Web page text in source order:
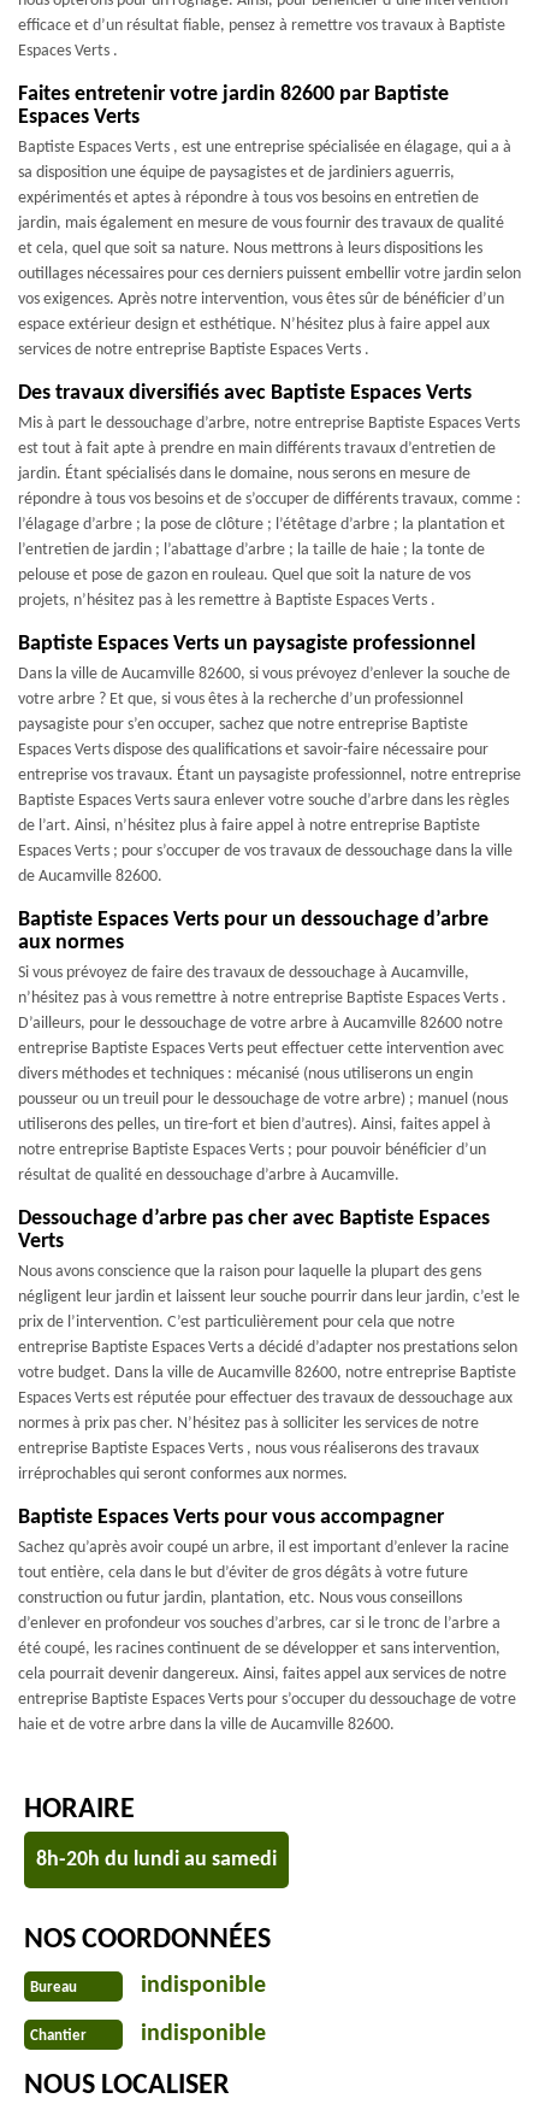
efficace et d’un résultat fiable, pensez à remettre vos travaux à Baptiste
Espaces Verts .
Faites entretenir votre jardin 82600 par Baptiste
Espaces Verts
Baptiste Espaces Verts , est une entreprise spécialisée en élagage, qui a à
sa disposition une équipe de paysagistes et de jardiniers aguerris,
expérimentés et aptes à répondre à tous vos besoins en entretien de
jardin, mais également en mesure de vous fournir des travaux de qualité
et cela, quel que soit sa nature. Nous mettrons à leurs dispositions les
outillages nécessaires pour ces derniers puissent embellir votre jardin selon
vos exigences. Après notre intervention, vous êtes sûr de bénéficier d’un
espace extérieur design et esthétique. N’hésitez plus à faire appel aux
services de notre entreprise Baptiste Espaces Verts .
Des travaux diversifiés avec Baptiste Espaces Verts
Mis à part le dessouchage d’arbre, notre entreprise Baptiste Espaces Verts
est tout à fait apte à prendre en main différents travaux d’entretien de
jardin. Étant spécialisés dans le domaine, nous serons en mesure de
répondre à tous vos besoins et de s’occuper de différents travaux, comme :
l’élagage d’arbre ; la pose de clôture ; l’étêtage d’arbre ; la plantation et
l’entretien de jardin ; l’abattage d’arbre ; la taille de haie ; la tonte de
pelouse et pose de gazon en rouleau. Quel que soit la nature de vos
projets, n’hésitez pas à les remettre à Baptiste Espaces Verts .
Baptiste Espaces Verts un paysagiste professionnel
Dans la ville de Aucamville 82600, si vous prévoyez d’enlever la souche de
votre arbre ? Et que, si vous êtes à la recherche d’un professionnel
paysagiste pour s’en occuper, sachez que notre entreprise Baptiste
Espaces Verts dispose des qualifications et savoir-faire nécessaire pour
entreprise vos travaux. Étant un paysagiste professionnel, notre entreprise
Baptiste Espaces Verts saura enlever votre souche d’arbre dans les règles
de l’art. Ainsi, n’hésitez plus à faire appel à notre entreprise Baptiste
Espaces Verts ; pour s’occuper de vos travaux de dessouchage dans la ville
de Aucamville 82600.
Baptiste Espaces Verts pour un dessouchage d’arbre
aux normes
Si vous prévoyez de faire des travaux de dessouchage à Aucamville,
n’hésitez pas à vous remettre à notre entreprise Baptiste Espaces Verts .
D’ailleurs, pour le dessouchage de votre arbre à Aucamville 82600 notre
entreprise Baptiste Espaces Verts peut effectuer cette intervention avec
divers méthodes et techniques : mécanisé (nous utiliserons un engin
pousseur ou un treuil pour le dessouchage de votre arbre) ; manuel (nous
utiliserons des pelles, un tire-fort et bien d’autres). Ainsi, faites appel à
notre entreprise Baptiste Espaces Verts ; pour pouvoir bénéficier d’un
résultat de qualité en dessouchage d’arbre à Aucamville.
Dessouchage d’arbre pas cher avec Baptiste Espaces
Verts
Nous avons conscience que la raison pour laquelle la plupart des gens
négligent leur jardin et laissent leur souche pourrir dans leur jardin, c’est le
prix de l’intervention. C’est particulièrement pour cela que notre
entreprise Baptiste Espaces Verts a décidé d’adapter nos prestations selon
votre budget. Dans la ville de Aucamville 82600, notre entreprise Baptiste
Espaces Verts est réputée pour effectuer des travaux de dessouchage aux
normes à prix pas cher. N’hésitez pas à solliciter les services de notre
entreprise Baptiste Espaces Verts , nous vous réaliserons des travaux
irréprochables qui seront conformes aux normes.
Baptiste Espaces Verts pour vous accompagner
Sachez qu’après avoir coupé un arbre, il est important d’enlever la racine
tout entière, cela dans le but d’éviter de gros dégâts à votre future
construction ou futur jardin, plantation, etc. Nous vous conseillons
d’enlever en profondeur vos souches d’arbres, car si le tronc de l’arbre a
été coupé, les racines continuent de se développer et sans intervention,
cela pourrait devenir dangereux. Ainsi, faites appel aux services de notre
entreprise Baptiste Espaces Verts pour s’occuper du dessouchage de votre
haie et de votre arbre dans la ville de Aucamville 82600.
HORAIRE
8h-20h du lundi au samedi
NOS COORDONNÉES
Bureau indisponible
Chantier indisponible
NOUS LOCALISER